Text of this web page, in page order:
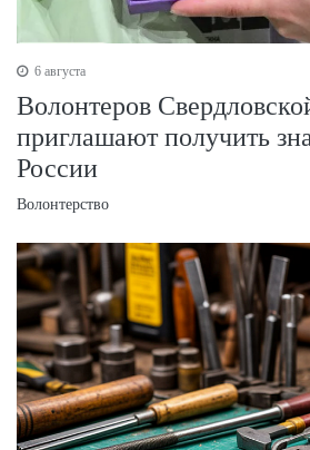
6 августа
Волонтеров
приглашают получить
России
Волонтерство